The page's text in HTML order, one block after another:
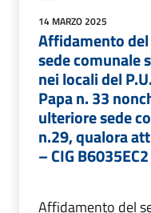
14 MARZO 2025
Affidamento
sede comunale
nei locali del
Papa n. 33
ulteriore sede
n.29, qualora
– CIG B6035EC2
Affidamento del